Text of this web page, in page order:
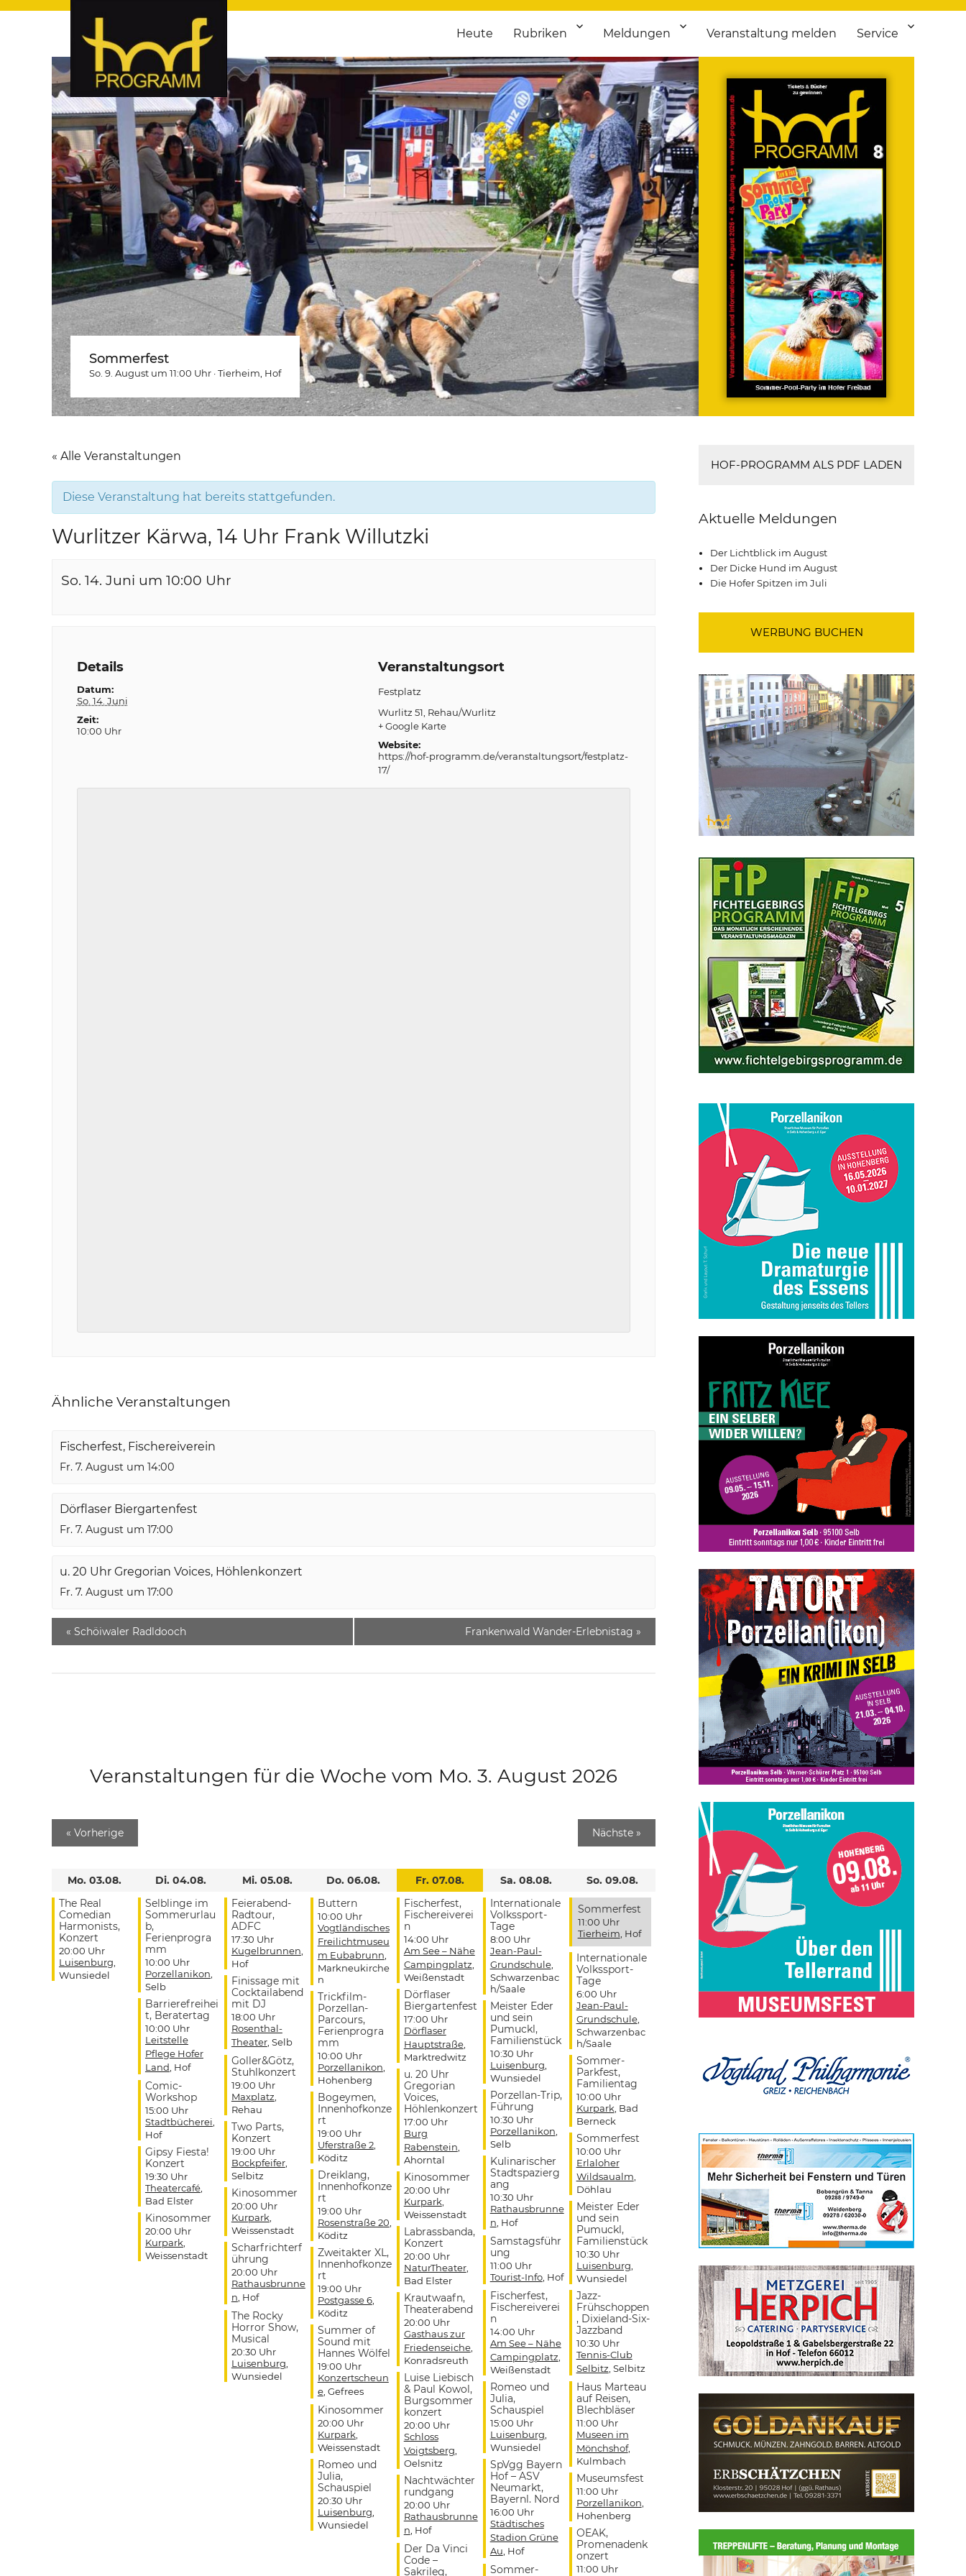
hof-programm – das Veranstaltungsportal für Hochfranken
hof-programm – das Veranstaltungsportal für Hof und Hochfranken. Täglich aktuelle Termine von Kultur bis Sport, von Theater bis Flohmarkt.
Heute Rubriken Meldungen Veranstaltung melden Service
Sommerfest
So. 9. August um 11:00 Uhr ·Tierheim , Hof
« Alle Veranstaltungen
Diese Veranstaltung hat bereits stattgefunden.
Wurlitzer Kärwa, 14 Uhr Frank Willutzki
So. 14. Juni um 10:00 Uhr
Details
Datum:
So. 14. Juni
Zeit:
10:00 Uhr
Veranstaltungsort
Festplatz
Wurlitz 51 Rehau/Wurlitz
+ Google Karte
Website:
https://hof-programm.de/veranstaltungsort/festplatz-
17/
Ähnliche Veranstaltungen
Fischerfest, Fischereiverein
Fr. 7. August um 14:00
Dörflaser Biergartenfest
Fr. 7. August um 17:00
u. 20 Uhr Gregorian Voices, Höhlenkonzert
Fr. 7. August um 17:00
« Schöiwaler Radldooch Frankenwald Wander-Erlebnistag »
Veranstaltungen für die Woche vom Mo. 3. August 2026
« Vorherige Nächste »
Mo. 03.08.
The Real
Comedian
Harmonists,
Konzert
20:00 Uhr
Luisenburg
Wunsiedel
Di. 04.08.
Selblinge im
Sommerurlau
b,
Ferienprogra
mm
10:00 Uhr
Porzellanikon
Selb
Barrierefreihei
t, Beratertag
10:00 Uhr
Leitstelle
Pflege Hofer
Land , Hof
Comic-
Workshop
15:00 Uhr
Stadtbücherei
Hof
Gipsy Fiesta!
Konzert
19:30 Uhr
Theatercafé,
Bad Elster
Kinosommer
20:00 Uhr
Kurpark
Weissenstadt
Mi. 05.08.
Feierabend-
Radtour,
ADFC
17:30 Uhr
Kugelbrunnen
Hof
Finissage mit
Cocktailabend
mit DJ
18:00 Uhr
Rosenthal-
Theater, Selb
Goller&Götz,
Stuhlkonzert
19:00 Uhr
Maxplatz
Rehau
Two Parts,
Konzert
19:00 Uhr
Bockpfeifer,
Selbitz
Kinosommer
20:00 Uhr
Kurpark
Weissenstadt
Scharfrichterf
ührung
20:00 Uhr
Rathausbrunne
n , Hof
The Rocky
Horror Show,
Musical
20:30 Uhr
Luisenburg
Wunsiedel
Do. 06.08.
Buttern
10:00 Uhr
Vogtländisches
Freilichtmuseu
m Eubabrunn
Markneukirche
n
Trickfilm-
Porzellan-
Parcours,
Ferienprogra
mm
10:00 Uhr
Porzellanikon
Hohenberg
Bogeymen,
Innenhofkonze
rt
19:00 Uhr
Uferstraße 2,
Köditz
Dreiklang,
Innenhofkonze
rt
19:00 Uhr
Rosenstraße 20
Köditz
Zweitakter XL,
Innenhofkonze
rt
19:00 Uhr
Postgasse 6,
Köditz
Summer of
Sound mit
Hannes Wölfel
19:00 Uhr
Konzertscheun
e, Gefrees
Kinosommer
20:00 Uhr
Kurpark
Weissenstadt
Romeo und
Julia,
Schauspiel
20:30 Uhr
Luisenburg
Wunsiedel
Fr. 07.08.
Fischerfest,
Fischereiverei
n
14:00 Uhr
Am See – Nähe
Campingplatz
Weißenstadt
Dörflaser
Biergartenfest
17:00 Uhr
Dörflaser
Hauptstraße,
Marktredwitz
u. 20 Uhr
Gregorian
Voices,
Höhlenkonzert
17:00 Uhr
Burg
Rabenstein
Ahorntal
Kinosommer
20:00 Uhr
Kurpark
Weissenstadt
Labrassbanda,
Konzert
20:00 Uhr
NaturTheater,
Bad Elster
Krautwaafn,
Theaterabend
20:00 Uhr
Gasthaus zur
Friedenseiche,
Konradsreuth
Luise Liebisch
& Paul Kowol,
Burgsommer
konzert
20:00 Uhr
Schloss
Voigtsberg
Oelsnitz
Nachtwächter
rundgang
20:00 Uhr
Rathausbrunne
n , Hof
Der Da Vinci
Code –
Sakrileg,
Sa. 08.08.
Internationale
Volkssport-
Tage
8:00 Uhr
Jean-Paul-
Grundschule,
Schwarzenbac
h/Saale
Meister Eder
und sein
Pumuckl,
Familienstück
10:30 Uhr
Luisenburg
Wunsiedel
Porzellan-Trip,
Führung
10:30 Uhr
Porzellanikon
Selb
Kulinarischer
Stadtspazierg
ang
10:30 Uhr
Rathausbrunne
n , Hof
Samstagsführ
ung
11:00 Uhr
Tourist-Info, Hof
Fischerfest,
Fischereiverei
n
14:00 Uhr
Am See – Nähe
Campingplatz
Weißenstadt
Romeo und
Julia,
Schauspiel
15:00 Uhr
Luisenburg
Wunsiedel
SpVgg Bayern
Hof – ASV
Neumarkt,
Bayernl. Nord
16:00 Uhr
Städtisches
Stadion Grüne
Au , Hof
Sommer-
So. 09.08.
Sommerfest
11:00 Uhr
Tierheim , Hof
Internationale
Volkssport-
Tage
6:00 Uhr
Jean-Paul-
Grundschule,
Schwarzenbac
h/Saale
Sommer-
Parkfest,
Familientag
10:00 Uhr
Kurpark , Bad
Berneck
Sommerfest
10:00 Uhr
Erlaloher
Wildsaualm
Döhlau
Meister Eder
und sein
Pumuckl,
Familienstück
10:30 Uhr
Luisenburg
Wunsiedel
Jazz-
Frühschoppen
, Dixieland-Six-
Jazzband
10:30 Uhr
Tennis-Club
Selbitz , Selbitz
Haus Marteau
auf Reisen,
Blechbläser
11:00 Uhr
Museen im
Mönchshof,
Kulmbach
Museumsfest
11:00 Uhr
Porzellanikon
Hohenberg
OEAK,
Promenadenk
onzert
11:00 Uhr
HOF-PROGRAMM ALS PDF LADEN
Aktuelle Meldungen
Der Lichtblick im August
Der Dicke Hund im August
Die Hofer Spitzen im Juli
WERBUNG BUCHEN